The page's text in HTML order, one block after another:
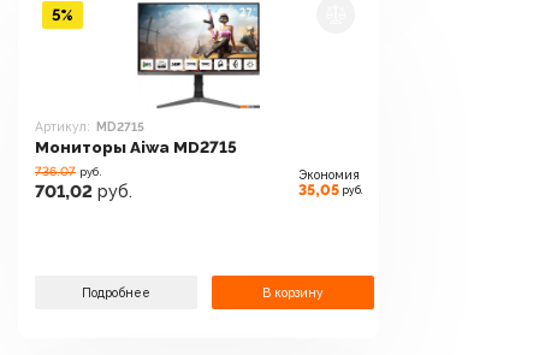
Артикул: MD2715
Мониторы Aiwa MD2715
736.07 руб.
701,02 руб.
Экономия
35,05 руб.
Подробнее В корзину
5%